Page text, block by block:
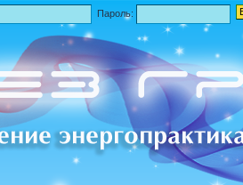
Пароль: